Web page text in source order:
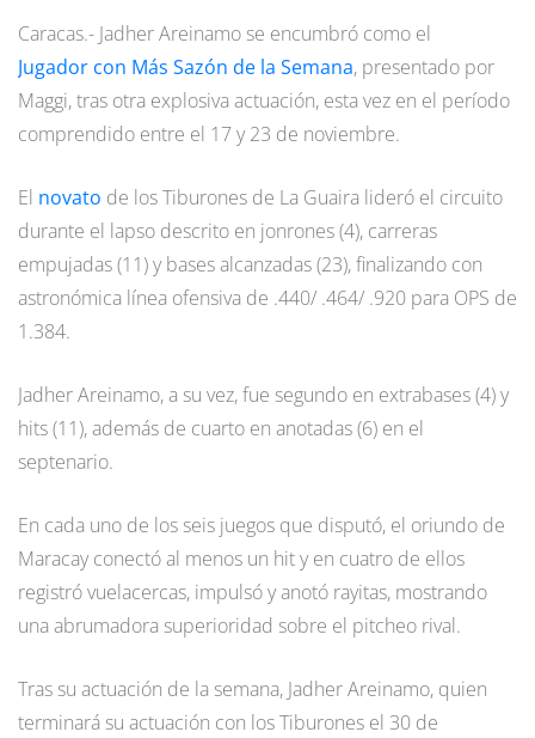
Caracas.- Jadher Areinamo se encumbró como el
Jugador con Más Sazón de la Semana, presentado por
Maggi, tras otra explosiva actuación, esta vez en el período
comprendido entre el 17 y 23 de noviembre.
El novato de los Tiburones de La Guaira lideró el circuito
durante el lapso descrito en jonrones (4), carreras
empujadas (11) y bases alcanzadas (23), finalizando con
astronómica línea ofensiva de .440/ .464/ .920 para OPS de
1.384.
Jadher Areinamo, a su vez, fue segundo en extrabases (4) y
hits (11), además de cuarto en anotadas (6) en el
septenario.
En cada uno de los seis juegos que disputó, el oriundo de
Maracay conectó al menos un hit y en cuatro de ellos
registró vuelacercas, impulsó y anotó rayitas, mostrando
una abrumadora superioridad sobre el pitcheo rival.
Tras su actuación de la semana, Jadher Areinamo, quien
terminará su actuación con los Tiburones el 30 de